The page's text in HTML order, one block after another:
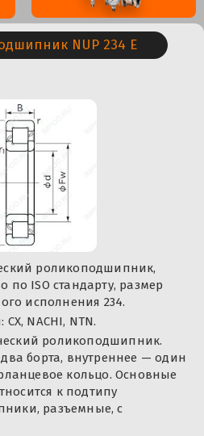
NUP 234 E
роликоподшипник,
по ISO стандарту, размер
исполнения 234.
NACHI, NTN.
роликоподшипник.
борта, внутреннее — один
кольцо. Основные
к подтипу
разъемные, с